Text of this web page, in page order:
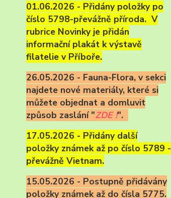
01.06.2026 - Přidány položky po
číslo 5798-převážně příroda. V
rubrice Novinky je přidán
informační plakát k výstavě
filatelie v Příboře.
26.05.2026 - Fauna-Flora, v sekci
najdete nové materiály, které si
můžete objednat a domluvit
způsob zaslání "ZDE !".
17.05.2026 - Přidány další
položky známek až po číslo 5789 -
převážně Vietnam.
15.05.2026 - Postupně přidávány
položky známek až do čísla 5775.